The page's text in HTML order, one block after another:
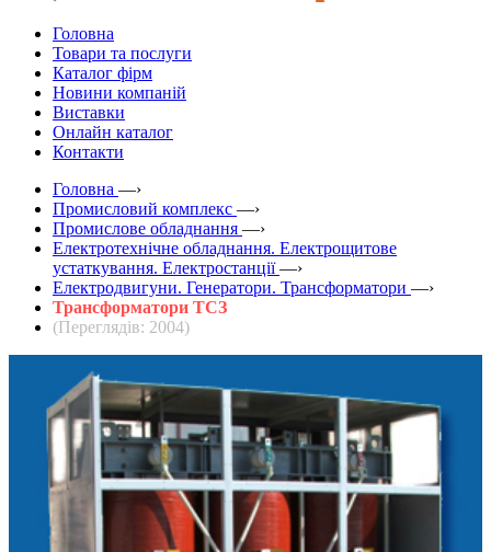
Головна
Товари та послуги
Каталог фірм
Новини компаній
Виставки
Онлайн каталог
Контакти
Головна —›
Промисловий комплекс —›
Промислове обладнання —›
Електротехнічне обладнання. Електрощитове
устаткування. Електростанції —›
Електродвигуни. Генератори. Трансформатори —›
Трансформатори ТСЗ
(Переглядів: 2004)